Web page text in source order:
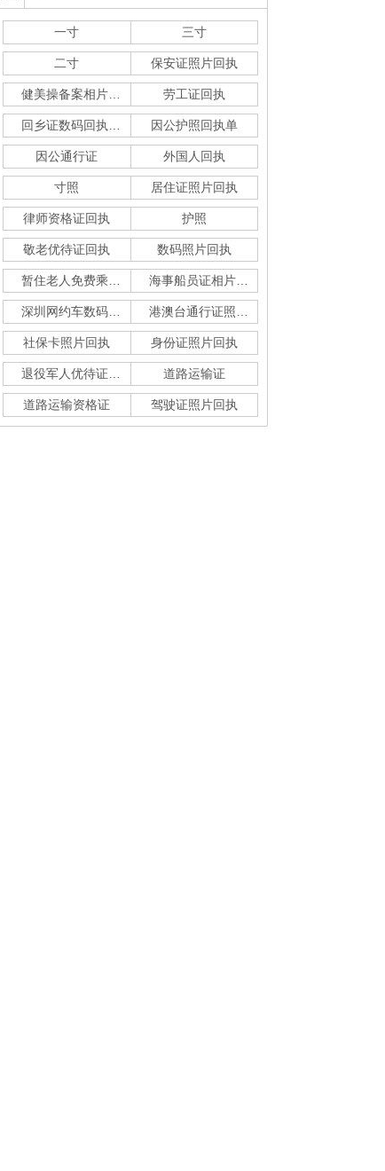
一寸 三寸
二寸 保安证照片回执
劳工证回执
因公护照回执单
因公通行证 外国人回执
寸照 居住证照片回执
律师资格证回执 护照
敬老优待证回执 数码照片回执
海事船员证相片采集
社保卡照片回执 身份证照片回执
道路运输证
道路运输资格证 驾驶证照片回执